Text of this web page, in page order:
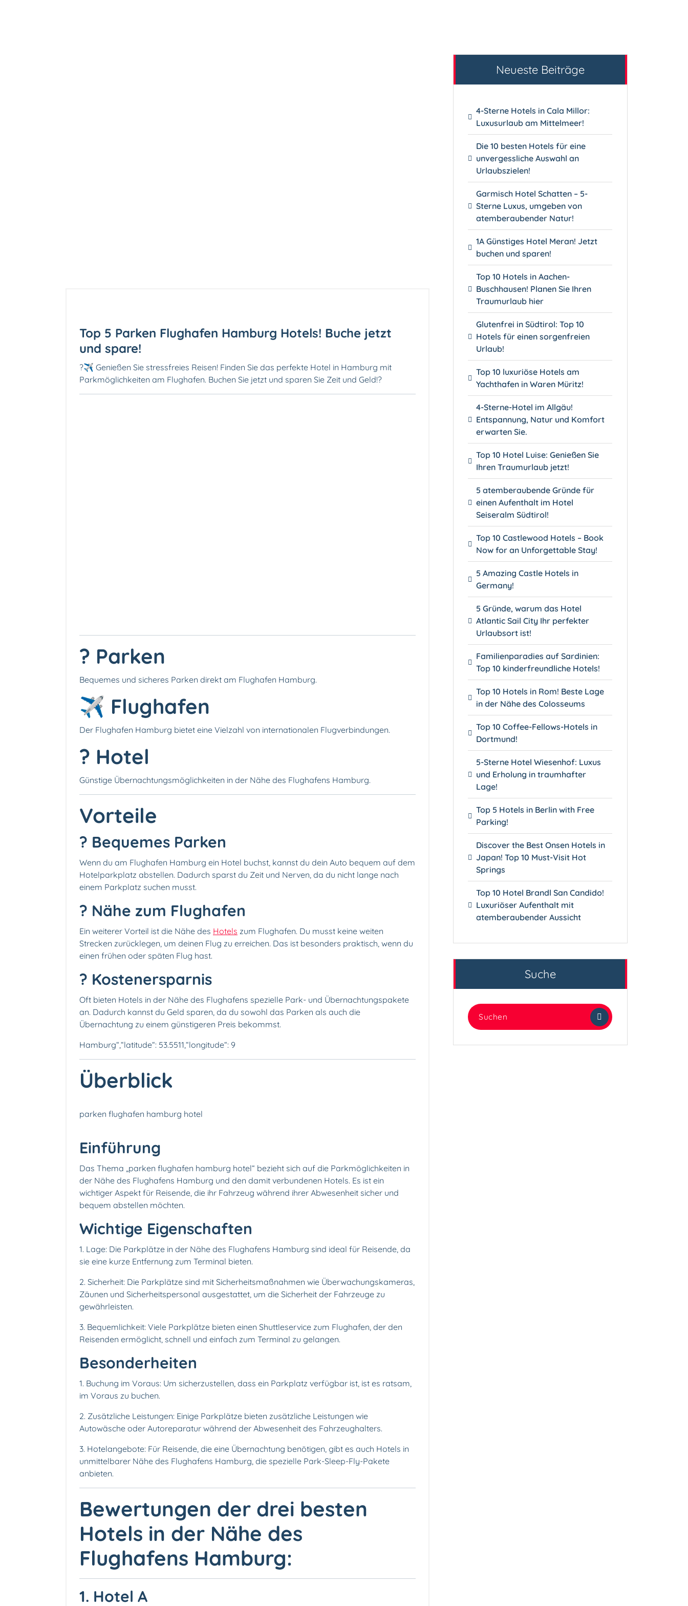
Top 5 Parken Flughafen Hamburg Hotels! Buche jetzt
und spare!
?✈️ Genießen Sie stressfreies Reisen! Finden Sie das perfekte Hotel in Hamburg mit
Parkmöglichkeiten am Flughafen. Buchen Sie jetzt und sparen Sie Zeit und Geld!?
? Parken
Bequemes und sicheres Parken direkt am Flughafen Hamburg.
✈️ Flughafen
Der Flughafen Hamburg bietet eine Vielzahl von internationalen Flugverbindungen.
? Hotel
Günstige Übernachtungsmöglichkeiten in der Nähe des Flughafens Hamburg.
Vorteile
?️ Bequemes Parken
Wenn du am Flughafen Hamburg ein Hotel buchst, kannst du dein Auto bequem auf dem
Hotelparkplatz abstellen. Dadurch sparst du Zeit und Nerven, da du nicht lange nach
einem Parkplatz suchen musst.
? Nähe zum Flughafen
Ein weiterer Vorteil ist die Nähe des Hotels zum Flughafen. Du musst keine weiten
Strecken zurücklegen, um deinen Flug zu erreichen. Das ist besonders praktisch, wenn du
einen frühen oder späten Flug hast.
? Kostenersparnis
Oft bieten Hotels in der Nähe des Flughafens spezielle Park- und Übernachtungspakete
an. Dadurch kannst du Geld sparen, da du sowohl das Parken als auch die
Übernachtung zu einem günstigeren Preis bekommst.
Hamburg“,“latitude“: 53.5511,“longitude“: 9
Überblick
parken flughafen hamburg hotel
Einführung
Das Thema „parken flughafen hamburg hotel“ bezieht sich auf die Parkmöglichkeiten in
der Nähe des Flughafens Hamburg und den damit verbundenen Hotels. Es ist ein
wichtiger Aspekt für Reisende, die ihr Fahrzeug während ihrer Abwesenheit sicher und
bequem abstellen möchten.
Wichtige Eigenschaften
1. Lage: Die Parkplätze in der Nähe des Flughafens Hamburg sind ideal für Reisende, da
sie eine kurze Entfernung zum Terminal bieten.
2. Sicherheit: Die Parkplätze sind mit Sicherheitsmaßnahmen wie Überwachungskameras,
Zäunen und Sicherheitspersonal ausgestattet, um die Sicherheit der Fahrzeuge zu
gewährleisten.
3. Bequemlichkeit: Viele Parkplätze bieten einen Shuttleservice zum Flughafen, der den
Reisenden ermöglicht, schnell und einfach zum Terminal zu gelangen.
Besonderheiten
1. Buchung im Voraus: Um sicherzustellen, dass ein Parkplatz verfügbar ist, ist es ratsam,
im Voraus zu buchen.
2. Zusätzliche Leistungen: Einige Parkplätze bieten zusätzliche Leistungen wie
Autowäsche oder Autoreparatur während der Abwesenheit des Fahrzeughalters.
3. Hotelangebote: Für Reisende, die eine Übernachtung benötigen, gibt es auch Hotels in
unmittelbarer Nähe des Flughafens Hamburg, die spezielle Park-Sleep-Fly-Pakete
anbieten.
Bewertungen der drei besten
Hotels in der Nähe des
Flughafens Hamburg:
1. Hotel A
Neueste Beiträge
4-Sterne Hotels in Cala Millor:
Luxusurlaub am Mittelmeer!
Die 10 besten Hotels für eine
unvergessliche Auswahl an
Urlaubszielen!
Garmisch Hotel Schatten – 5-
Sterne Luxus, umgeben von
atemberaubender Natur!
1A Günstiges Hotel Meran! Jetzt
buchen und sparen!
Top 10 Hotels in Aachen-
Buschhausen! Planen Sie Ihren
Traumurlaub hier
Glutenfrei in Südtirol: Top 10
Hotels für einen sorgenfreien
Urlaub!
Top 10 luxuriöse Hotels am
Yachthafen in Waren Müritz!
4-Sterne-Hotel im Allgäu!
Entspannung, Natur und Komfort
erwarten Sie.
Top 10 Hotel Luise: Genießen Sie
Ihren Traumurlaub jetzt!
5 atemberaubende Gründe für
einen Aufenthalt im Hotel
Seiseralm Südtirol!
Top 10 Castlewood Hotels – Book
Now for an Unforgettable Stay!
5 Amazing Castle Hotels in
Germany!
5 Gründe, warum das Hotel
Atlantic Sail City Ihr perfekter
Urlaubsort ist!
Familienparadies auf Sardinien:
Top 10 kinderfreundliche Hotels!
Top 10 Hotels in Rom! Beste Lage
in der Nähe des Colosseums
Top 10 Coffee-Fellows-Hotels in
Dortmund!
5-Sterne Hotel Wiesenhof: Luxus
und Erholung in traumhafter
Lage!
Top 5 Hotels in Berlin with Free
Parking!
Discover the Best Onsen Hotels in
Japan! Top 10 Must-Visit Hot
Springs
Top 10 Hotel Brandl San Candido!
Luxuriöser Aufenthalt mit
atemberaubender Aussicht
Suche
Suchen
nach: